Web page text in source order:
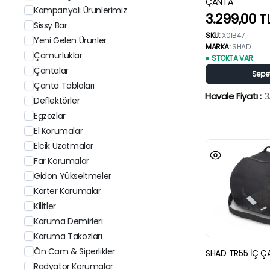
3.299,00
SKU:X0IB47
MARKA:SHAD
STOKTA VAR
Havale Fiyatı :
SHAD TR55 İÇ
Kampanyalı Ürünlerimiz
Sissy Bar
Yeni Gelen Ürünler
Çamurluklar
Çantalar
Çanta Tablaları
Deflektörler
Egzozlar
El Korumalar
Elcik Uzatmalar
Far Korumalar
Gidon Yükseltmeler
Karter Korumalar
Kilitler
Koruma Demirleri
Koruma Takozları
Ön Cam & Siperlikler
Radyatör Korumalar